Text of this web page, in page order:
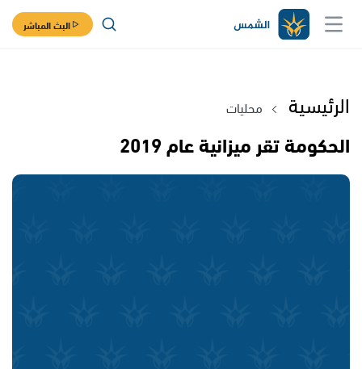
البث المباشر
الرئيسية محليات
الحكومة تقر ميزانية عام 2019